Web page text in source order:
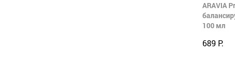
ARAVIA
100 мл
689 Р.